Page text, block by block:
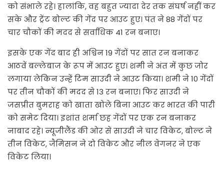
को संभाले रहे। हालांकि, वह बहुत ज्यादा देर तक संघर्ष नहीं कर
सके और ट्रेंट बोल्ट की गेंद पर आउट हुए। पंत ने 88 गेंदों पर
चार चौकों की मदद से सर्वाधिक 41 रन बनाए।
इसके एक गेंद बाद ही अश्विन 19 गेंदों पर सात रन बनाकर
आठवें बल्लेबाज के रूप में आउट हुए। शमी ने अंत में कुछ जोर
लगाया लेकिन उन्हें टिम साउदी ने आउट किया। शमी ने 10 गेंदों
पर तीन चौकों की मदद से 13 रन बनाए। फिर साउदी ने
जसप्रीत बुमराह को खाता खोले बिना आउट कर भारत की पारी
को समेट दिया। इशांत शर्मा छह गेंदों पर एक रन बनाकर
नाबाद रहे। न्यूजीलैंड की ओर से साउदी ने चार विकेट, बोल्ट ने
तीन विकेट, जैमिसन ने दो विकेट और नील वेगनर ने एक
विकेट लिया।